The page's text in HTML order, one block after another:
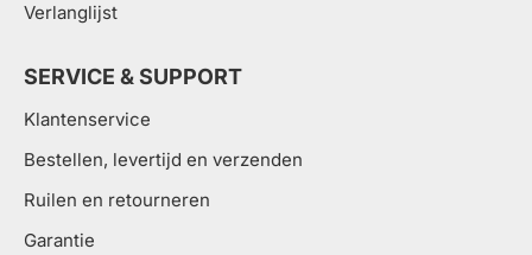
Verlanglijst
SERVICE & SUPPORT
Klantenservice
Bestellen, levertijd en verzenden
Ruilen en retourneren
Garantie